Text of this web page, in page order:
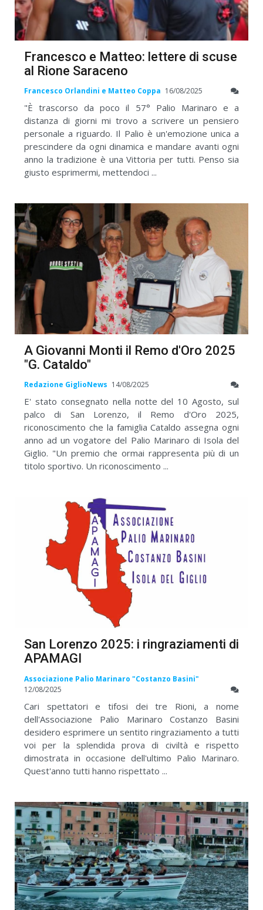
Francesco e Matteo: lettere di scuse
al Rione Saraceno
Francesco Orlandini e Matteo Coppa 16/08/2025
"È trascorso da poco il 57° Palio Marinaro e a
distanza di giorni mi trovo a scrivere un pensiero
personale a riguardo. Il Palio è un'emozione unica a
prescindere da ogni dinamica e mandare avanti ogni
anno la tradizione è una Vittoria per tutti. Penso sia
giusto esprimermi, mettendoci ...
A Giovanni Monti il Remo d'Oro 2025
"G. Cataldo"
Redazione GiglioNews 14/08/2025
E' stato consegnato nella notte del 10 Agosto, sul
palco di San Lorenzo, il Remo d'Oro 2025,
riconoscimento che la famiglia Cataldo assegna ogni
anno ad un vogatore del Palio Marinaro di Isola del
Giglio. "Un premio che ormai rappresenta più di un
titolo sportivo. Un riconoscimento ...
San Lorenzo 2025: i ringraziamenti di
APAMAGI
Associazione Palio Marinaro "Costanzo Basini"
12/08/2025
Cari spettatori e tifosi dei tre Rioni, a nome
dell'Associazione Palio Marinaro Costanzo Basini
desidero esprimere un sentito ringraziamento a tutti
voi per la splendida prova di civiltà e rispetto
dimostrata in occasione dell'ultimo Palio Marinaro.
Quest'anno tutti hanno rispettato ...